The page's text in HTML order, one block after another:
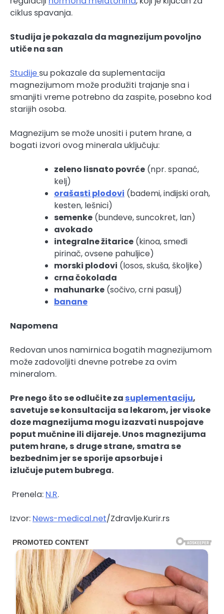
ciklus spavanja.
Studija je pokazala da magnezijum povoljno
utiče na san
Studije su pokazale da suplementacija
magnezijumom može produžiti trajanje sna i
smanjiti vreme potrebno da zaspite, posebno kod
starijih osoba.
Magnezijum se može unositi i putem hrane, a
bogati izvori ovog minerala uključuju:
zeleno lisnato povrće (npr. spanać,
kelj)
orašasti plodovi (bademi, indijski orah,
kesten, lešnici)
semenke (bundeve, suncokret, lan)
avokado
integralne žitarice (kinoa, smeđi
pirinač, ovsene pahuljice)
morski plodovi (losos, skuša, školjke)
crna čokolada
mahunarke (sočivo, crni pasulj)
banane
Napomena
Redovan unos namirnica bogatih magnezijumom
može zadovoljiti dnevne potrebe za ovim
mineralom.
Pre nego što se odlučite za suplementaciju,
savetuje se konsultacija sa lekarom, jer visoke
doze magnezijuma mogu izazvati nuspojave
poput mučnine ili dijareje. Unos magnezijuma
putem hrane, s druge strane, smatra se
bezbednim jer se sporije apsorbuje i
izlučujeputem bubrega.
Prenela: N.R.
Izvor: News-medical.net/Zdravlje.Kurir.rs